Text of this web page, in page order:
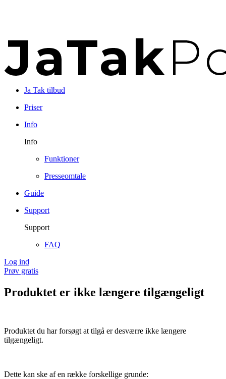
Ja Tak tilbud
Priser
Info
Info
Funktioner
Presseomtale
Guide
Support
Support
FAQ
Log ind
Prøv gratis
Produktet er ikke længere tilgængeligt
Produktet du har forsøgt at tilgå er desværre ikke længere
tilgængeligt.
Dette kan ske af en række forskellige grunde: